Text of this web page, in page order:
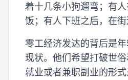
着十几条小狗遛弯；有
饭；有人下班之后，在街
零工经济发达的背后是
现状。他们希望打破世
就业或者兼职副业的形